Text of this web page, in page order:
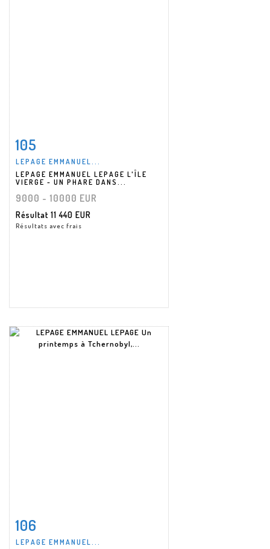
Fiche détaillée
105
LEPAGE EMMANUEL...
LEPAGE EMMANUEL LEPAGE L'ÎLE
VIERGE - UN PHARE DANS...
9000 - 10000 EUR
Résultat 11 440 EUR
Résultats avec frais
Fiche détaillée
106
LEPAGE EMMANUEL...